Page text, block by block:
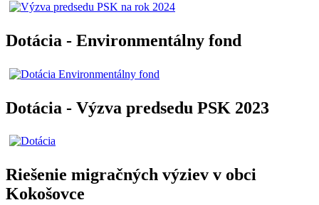
Dotácia - Environmentálny fond
Dotácia - Výzva predsedu PSK 2023
Riešenie migračných výziev v obci
Kokošovce